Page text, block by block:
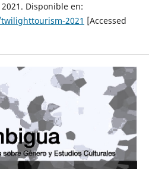
Disponible en:
2021 [Accessed